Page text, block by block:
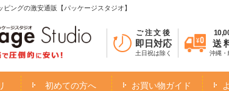
ングの激安通販【パッケージスタジオ】
ご注文後
即日対応
土日祝は除く
送
沖縄・
初めての方へ お買い物ガイド